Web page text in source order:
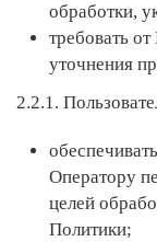
обработки,
требовать
уточнения
2.2.1.
Оператору
целей
Политики;